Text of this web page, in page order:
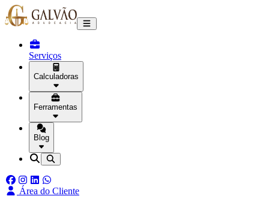
Serviços
Calculadoras
Ferramentas
Blog
Área do Cliente